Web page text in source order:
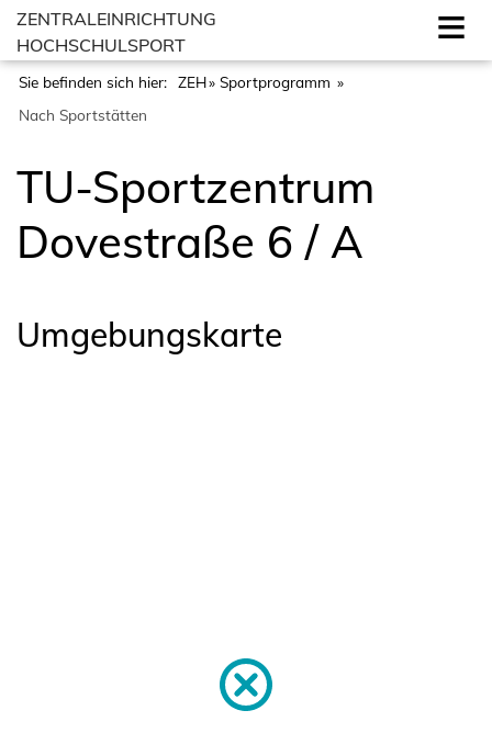
ZENTRALEINRICHTUNG
HOCHSCHULSPORT
Sie befinden sich hier: ZEH
Sportprogramm
Nach Sportstätten
TU-Sportzentrum
Dovestraße 6 / A
Umgebungskarte